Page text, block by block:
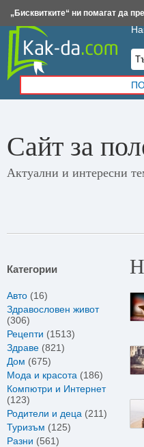
Сайт за
Актуални и интересни
Категории
Авто (16)
Здравословен живот
(306)
Рецепти (1513)
Здраве (821)
Дом (675)
Мода и красота (186)
Компютри и Интернет
(123)
Родители и деца (211)
Туризъм (125)
Разни (561)
Insert.bg Framar.bg Kak-
„Бисквитките“ ни помагат да